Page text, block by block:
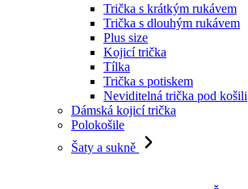
Trička s krátkým rukávem
Trička s dlouhým rukávem
Plus size
Kojicí trička
Tílka
Trička s potiskem
Neviditelná trička pod košili
Dámská kojicí trička
Polokošile
Šaty a sukně